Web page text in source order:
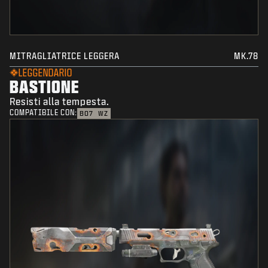
MITRAGLIATRICE LEGGERA MK.78
LEGGENDARIO
BASTIONE
Resisti alla tempesta.
COMPATIBILE CON: BO7 WZ